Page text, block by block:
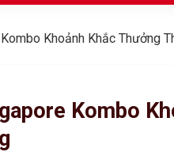
Khoảnh Khắc Thưởng
Kombo